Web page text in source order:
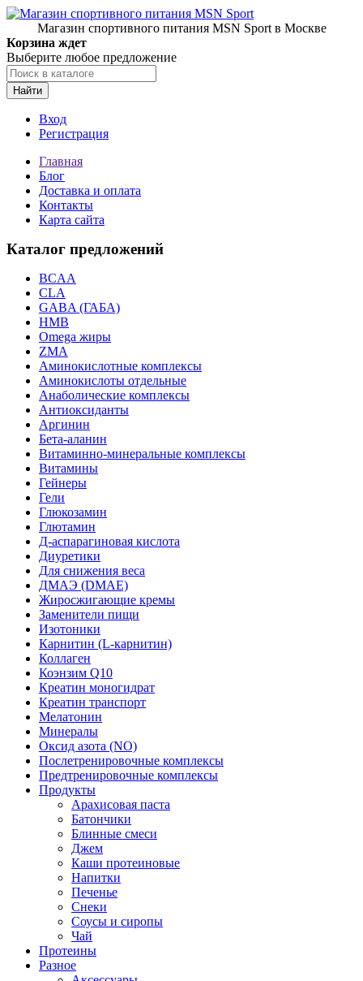
Магазин спортивного питания MSN Sport в Москве
Корзина ждет
Выберите любое предложение
Найти
Вход
Регистрация
Главная
Блог
Доставка и оплата
Контакты
Карта сайта
Каталог предложений
BCAA
CLA
GABA (ГАБА)
HMB
Omega жиры
ZMA
Аминокислотные комплексы
Аминокислоты отдельные
Анаболические комплексы
Антиоксиданты
Аргинин
Бета-аланин
Витаминно-минеральные комплексы
Витамины
Гейнеры
Гели
Глюкозамин
Глютамин
Д-аспарагиновая кислота
Диуретики
Для снижения веса
ДМАЭ (DMAE)
Жиросжигающие кремы
Заменители пищи
Изотоники
Карнитин (L-карнитин)
Коллаген
Коэнзим Q10
Креатин моногидрат
Креатин транспорт
Мелатонин
Минералы
Оксид азота (NO)
Послетренировочные комплексы
Предтренировочные комплексы
Продукты
Арахисовая паста
Батончики
Блинные смеси
Джем
Каши протеиновые
Напитки
Печенье
Снеки
Соусы и сиропы
Чай
Протеины
Разное